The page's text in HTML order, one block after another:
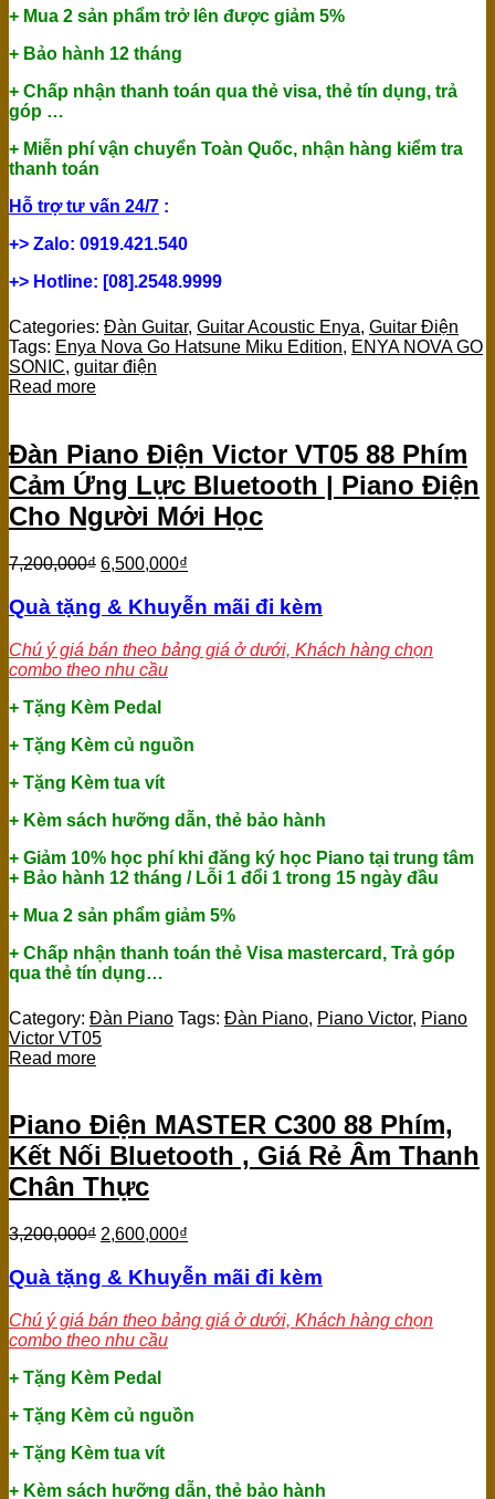
+ Mua 2 sản phẩm trở lên được giảm 5%
+ Bảo hành 12 tháng
+ Chấp nhận thanh toán qua thẻ visa, thẻ tín dụng, trả
góp …
+ Miễn phí vận chuyển Toàn Quốc, nhận hàng kiểm tra
thanh toán
Hỗ trợ tư vấn 24/7 :
+> Zalo: 0919.421.540
+> Hotline: [08].2548.9999
Categories: Đàn Guitar, Guitar Acoustic Enya, Guitar Điện
Tags: Enya Nova Go Hatsune Miku Edition, ENYA NOVA GO
SONIC, guitar điện
Read more
Đàn Piano Điện Victor VT05 88 Phím
Cảm Ứng Lực Bluetooth | Piano Điện
Cho Người Mới Học
7,200,000₫ 6,500,000₫
Quà tặng & Khuyễn mãi đi kèm
Chú ý giá bán theo bảng giá ở dưới, Khách hàng chọn
combo theo nhu cầu
+ Tặng Kèm Pedal
+ Tặng Kèm củ nguồn
+ Tặng Kèm tua vít
+ Kèm sách hưỡng dẫn, thẻ bảo hành
+ Giảm 10% học phí khi đăng ký học Piano tại trung tâm
+ Bảo hành 12 tháng / Lỗi 1 đổi 1 trong 15 ngày đầu
+ Mua 2 sản phẩm giảm 5%
+ Chấp nhận thanh toán thẻ Visa mastercard, Trả góp
qua thẻ tín dụng…
Category: Đàn Piano Tags: Đàn Piano, Piano Victor, Piano
Victor VT05
Read more
Piano Điện MASTER C300 88 Phím,
Kết Nối Bluetooth , Giá Rẻ Âm Thanh
Chân Thực
3,200,000₫ 2,600,000₫
Quà tặng & Khuyễn mãi đi kèm
Chú ý giá bán theo bảng giá ở dưới, Khách hàng chọn
combo theo nhu cầu
+ Tặng Kèm Pedal
+ Tặng Kèm củ nguồn
+ Tặng Kèm tua vít
+ Kèm sách hưỡng dẫn, thẻ bảo hành